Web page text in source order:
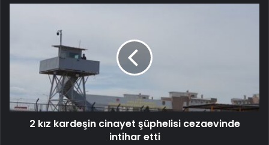
2 kız kardeşin cinayet şüphelisi cezaevinde
intihar etti